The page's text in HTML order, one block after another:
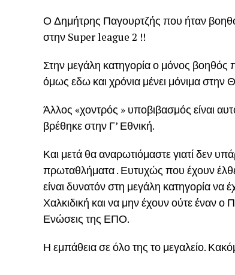
Ο Δημήτρης Παγουρτζής που ήταν
στην Super league 2 !!
Στην μεγάλη κατηγορία ο μόνος βοηθός
όμως εδω και χρόνια μένει μόνιμα στην
Άλλος «χοντρός » υποβιβασμός είναι
βρέθηκε στην Γ’ Εθνική.
Και μετά θα αναρωτιόμαστε γιατί δεν
πρωταθλήματα . Ευτυχώς που έχουν
είναι δυνατόν στη μεγάλη κατηγορία να
Χαλκιδική και να μην έχουν ούτε έναν ο
Ενώσεις της ΕΠΟ.
Η εμπάθεια σε όλο της το μεγαλείο.